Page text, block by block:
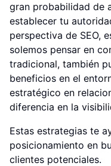
gran probabilidad de
establecer tu
perspectiva de SEO,
solemos pensar en
tradicional, también
beneficios en el
estratégico en
diferencia en la
Estas estrategias te
posicionamiento en
clientes potenciales.